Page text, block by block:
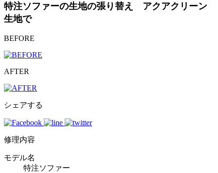
特注ソファーの生地の張り替え アクアクリーン
生地で
BEFORE
AFTER
シェアする
修理内容
モデル名
特注ソファー